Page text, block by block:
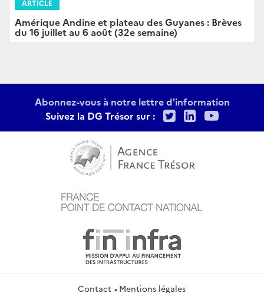
ARTICLE
Amérique Andine et plateau des Guyanes : Brèves
du 16 juillet au 6 août (32e semaine)
Abonnez-vous à notre lettre d'information
Suivez la DG Trésor sur :
TwitterLinkedIn
Contact Mentions légales